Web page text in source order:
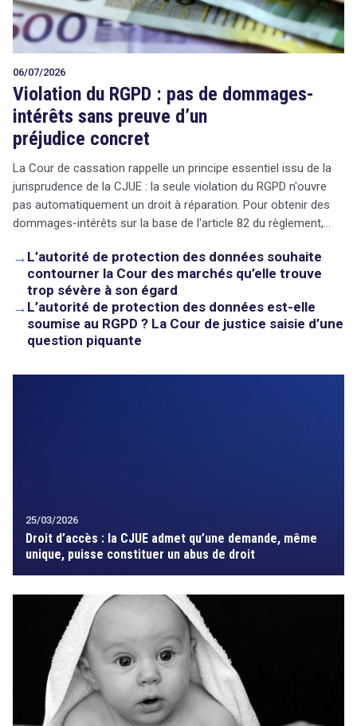
06/07/2026
Violation du RGPD : pas de dommages-
intérêts sans preuve d’un
préjudice concret
La Cour de cassation rappelle un principe essentiel issu de la
jurisprudence de la CJUE : la seule violation du RGPD n'ouvre
pas automatiquement un droit à réparation. Pour obtenir des
dommages-intérêts sur la base de l'article 82 du règlement,…
→ L’autorité de protection des données souhaite
contourner la Cour des marchés qu’elle trouve
trop sévère à son égard
→ L’autorité de protection des données est-elle
soumise au RGPD ? La Cour de justice saisie d’une
question piquante
25/03/2026
Droit d’accès : la CJUE admet qu’une demande, même
unique, puisse constituer un abus de droit